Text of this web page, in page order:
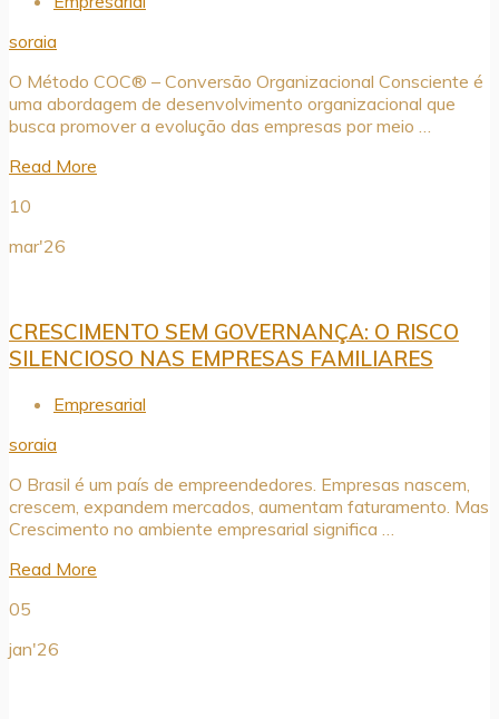
soraia
O Método COC® – Conversão Organizacional Consciente é
uma abordagem de desenvolvimento organizacional que
busca promover a evolução das empresas por meio …
Read More
10
mar'26
CRESCIMENTO SEM GOVERNANÇA: O RISCO
SILENCIOSO NAS EMPRESAS FAMILIARES
Empresarial
soraia
O Brasil é um país de empreendedores. Empresas nascem,
crescem, expandem mercados, aumentam faturamento. Mas
Crescimento no ambiente empresarial significa …
Read More
05
jan'26